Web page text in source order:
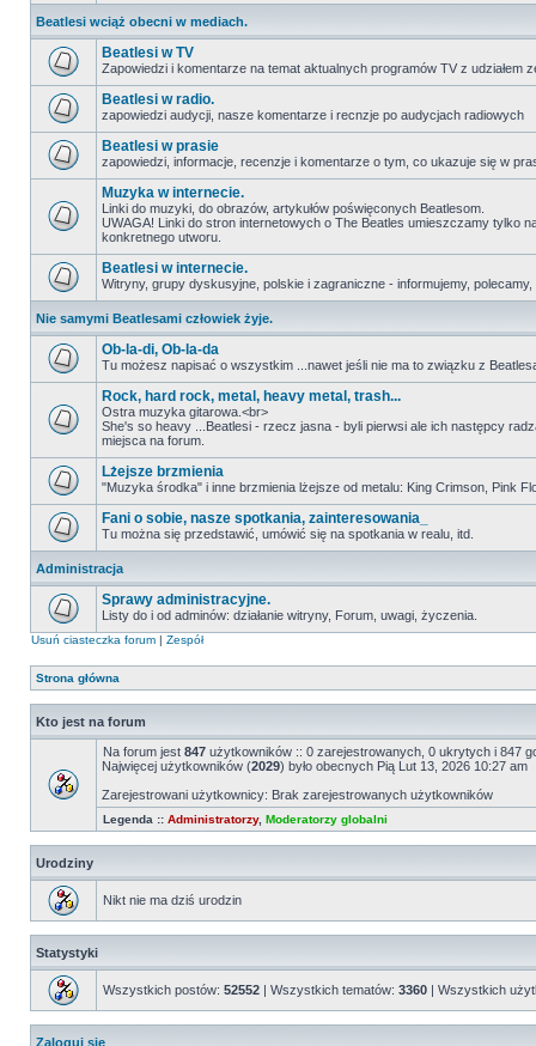
Beatlesi wciąż obecni w mediach.
Beatlesi w TV
Zapowiedzi i komentarze na temat aktualnych programów TV z udziałem
Beatlesi w radio.
zapowiedzi audycji, nasze komentarze i recnzje po audycjach radiowych
Beatlesi w prasie
zapowiedzi, informacje, recenzje i komentarze o tym, co ukazuje się w
Muzyka w internecie.
Linki do muzyki, do obrazów, artykułów poświęconych Beatlesom.
UWAGA! Linki do stron internetowych o The Beatles umieszczamy tylko
konkretnego utworu.
Beatlesi w internecie.
Witryny, grupy dyskusyjne, polskie i zagraniczne - informujemy, polecamy,
Nie samymi Beatlesami człowiek żyje.
Ob-la-di, Ob-la-da
Tu możesz napisać o wszystkim ...nawet jeśli nie ma to związku z
Rock, hard rock, metal, heavy metal, trash...
Ostra muzyka gitarowa.<br>
She's so heavy ...Beatlesi - rzecz jasna - byli pierwsi ale ich następcy
miejsca na forum.
Lżejsze brzmienia
"Muzyka środka" i inne brzmienia lżejsze od metalu: King Crimson, Pink
Fani o sobie, nasze spotkania, zainteresowania_
Tu można się przedstawić, umówić się na spotkania w realu, itd.
Administracja
Sprawy administracyjne.
Listy do i od adminów: działanie witryny, Forum, uwagi, życzenia.
Usuń ciasteczka forum | Zespół
Strona główna
Kto jest na forum
Na forum jest 847 użytkowników :: 0 zarejestrowanych, 0 ukrytych i 847
Najwięcej użytkowników (2029) było obecnych Pią Lut 13, 2026 10:27 am
Zarejestrowani użytkownicy: Brak zarejestrowanych użytkowników
Legenda :: Administratorzy, Moderatorzy globalni
Urodziny
Nikt nie ma dziś urodzin
Statystyki
Wszystkich postów: 52552 | Wszystkich tematów: 3360 | Wszystkich
Zaloguj się